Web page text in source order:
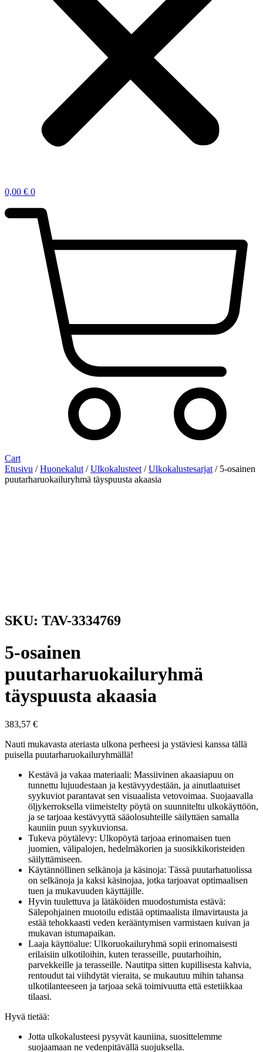
0,00 € 0
Cart
Etusivu /Huonekalut /Ulkokalusteet /Ulkokalustesarjat / 5-osainen
puutarharuokailuryhmä täyspuusta akaasia
SKU: TAV-3334769
5-osainen
puutarharuokailuryhmä
täyspuusta akaasia
383,57 €
Nauti mukavasta ateriasta ulkona perheesi ja ystäviesi kanssa tällä
puisella puutarharuokailuryhmällä!
Kestävä ja vakaa materiaali: Massiivinen akaasiapuu on
tunnettu lujuudestaan ja kestävyydestään, ja ainutlaatuiset
syykuviot parantavat sen visuaalista vetovoimaa. Suojaavalla
öljykerroksella viimeistelty pöytä on suunniteltu ulkokäyttöön,
ja se tarjoaa kestävyyttä sääolosuhteille säilyttäen samalla
kauniin puun syykuvionsa.
Tukeva pöytälevy: Ulkopöytä tarjoaa erinomaisen tuen
juomien, välipalojen, hedelmäkorien ja suosikkikoristeiden
säilyttämiseen.
Käytännöllinen selkänoja ja käsinoja: Tässä puutarhatuolissa
on selkänoja ja kaksi käsinojaa, jotka tarjoavat optimaalisen
tuen ja mukavuuden käyttäjille.
Hyvin tuulettuva ja lätäköiden muodostumista estävä:
Sälepohjainen muotoilu edistää optimaalista ilmavirtausta ja
estää tehokkaasti veden kerääntymisen varmistaen kuivan ja
mukavan istumapaikan.
Laaja käyttöalue: Ulkoruokailuryhmä sopii erinomaisesti
erilaisiin ulkotiloihin, kuten terasseille, puutarhoihin,
parvekkeille ja terasseille. Nautitpa sitten kupillisesta kahvia,
rentoudut tai viihdytät vieraita, se mukautuu mihin tahansa
ulkotilanteeseen ja tarjoaa sekä toimivuutta että estetiikkaa
tilaasi.
Hyvä tietää:
Jotta ulkokalusteesi pysyvät kauniina, suosittelemme
suojaamaan ne vedenpitävällä suojuksella.